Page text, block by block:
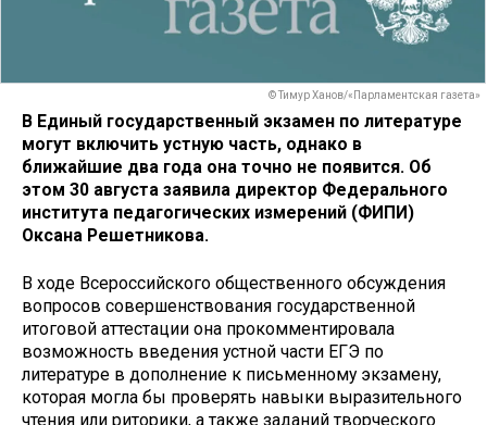
© Тимур Ханов/«Парламентская газета»
В Единый государственный экзамен по литературе
могут включить устную часть, однако в
ближайшие два года она точно не появится. Об
этом 30 августа заявила директор Федерального
института педагогических измерений (ФИПИ)
Оксана Решетникова.
В ходе Всероссийского общественного обсуждения
вопросов совершенствования государственной
итоговой аттестации она прокомментировала
возможность введения устной части ЕГЭ по
литературе в дополнение к письменному экзамену,
которая могла бы проверять навыки выразительного
чтения или риторики, а также заданий творческого